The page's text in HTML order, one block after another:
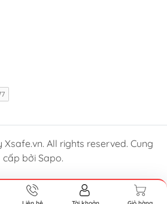
All rights reserved. Cung
cấp bởi Sapo.